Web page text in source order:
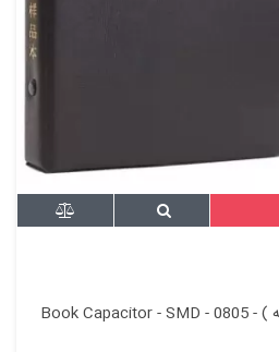
بوک خازن (رنج کامل خازن نمونه ) Book Capacitor - SMD - 0805 -